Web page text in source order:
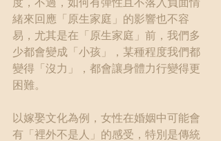
緒來回應「原生家庭」的影響也不容
易，尤其是在「原生家庭」前，我們多
少都會變成「小孩」，某種程度我們都
變得「沒力」，都會讓身體力行變得更
困難。
以嫁娶文化為例，女性在婚姻中可能會
有「裡外不是人」的感受，特別是傳統